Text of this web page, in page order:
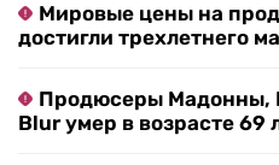
Мировые цены на
достигли трехлетнего
Продюсеры Мадонны,
Blur умер в возрасте 69